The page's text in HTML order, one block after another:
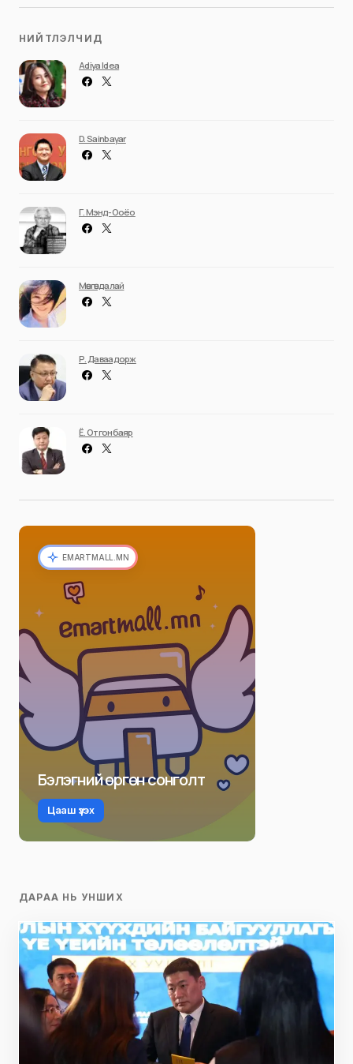
НИЙТЛЭЛЧИД
Adiya Idea
D. Sainbayar
Г. Мэнд-Ооёо
Мөнгөндалай
Р. Даваадорж
Ё. Отгонбаяр
EMARTMALL.MN
Бэлэгний өргөн сонголт
Цааш үзэх
ДАРАА НЬ УНШИХ